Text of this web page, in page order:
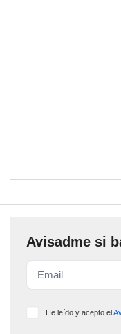
Avisadme si
He leído y acepto el